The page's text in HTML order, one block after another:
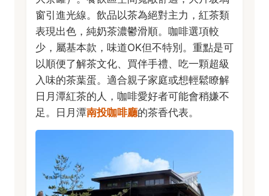
窗引進光線。飲品以茶為絕對主力，紅茶類
表現出色，純奶茶濃鬱滑順。咖啡選項較
少，屬基本款，味道OK但不特別。重點是可
以順便了解茶文化、買伴手禮、吃一顆超級
入味的茶葉蛋。適合親子家庭或想輕鬆瞭解
日月潭紅茶的人，咖啡愛好者可能會稍嫌不
足。日月潭南投咖啡廳的茶香代表。